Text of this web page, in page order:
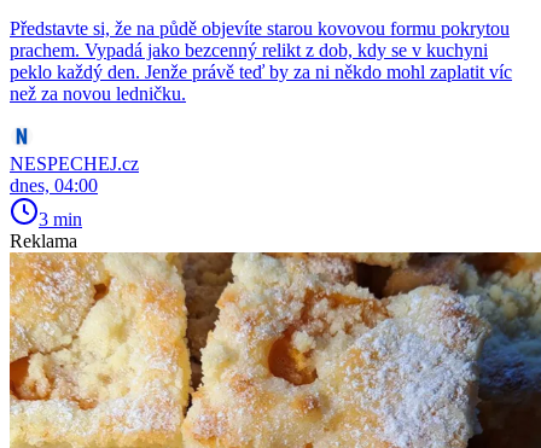
Představte si, že na půdě objevíte starou kovovou formu pokrytou
prachem. Vypadá jako bezcenný relikt z dob, kdy se v kuchyni
peklo každý den. Jenže právě teď by za ni někdo mohl zaplatit víc
než za novou ledničku.
NESPECHEJ.cz
dnes, 04:00
3 min
Reklama